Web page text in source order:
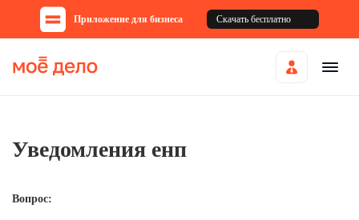
Приложение для бизнеса Скачать бесплатно
Уведомления енп
Вопрос: